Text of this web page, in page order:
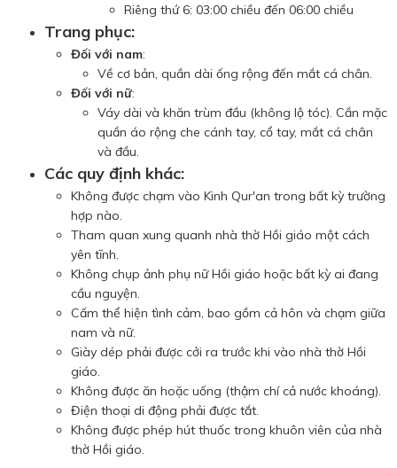
Riêng thứ 6: 03:00 chiều đến 06:00 chiều
Trang phục:
Đối với nam:
Về cơ bản, quần dài ống rộng đến mắt cá chân.
Đối với nữ:
Váy dài và khăn trùm đầu (không lộ tóc). Cần mặc
quần áo rộng che cánh tay, cổ tay, mắt cá chân
và đầu.
Các quy định khác:
Không được chạm vào Kinh Qur'an trong bất kỳ trường
hợp nào.
Tham quan xung quanh nhà thờ Hồi giáo một cách
yên tĩnh.
Không chụp ảnh phụ nữ Hồi giáo hoặc bất kỳ ai đang
cầu nguyện.
Cấm thể hiện tình cảm, bao gồm cả hôn và chạm giữa
nam và nữ.
Giày dép phải được cởi ra trước khi vào nhà thờ Hồi
giáo.
Không được ăn hoặc uống (thậm chí cả nước khoáng).
Điện thoại di động phải được tắt.
Không được phép hút thuốc trong khuôn viên của nhà
thờ Hồi giáo.